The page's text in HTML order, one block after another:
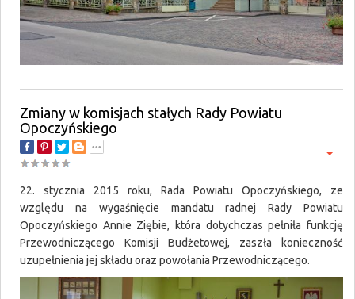
Zmiany w komisjach stałych Rady Powiatu
Opoczyńskiego
22. stycznia 2015 roku, Rada Powiatu Opoczyńskiego, ze
względu na wygaśnięcie mandatu radnej Rady Powiatu
Opoczyńskiego Annie Ziębie, która dotychczas pełniła funkcję
Przewodniczącego Komisji Budżetowej, zaszła konieczność
uzupełnienia jej składu oraz powołania Przewodniczącego.